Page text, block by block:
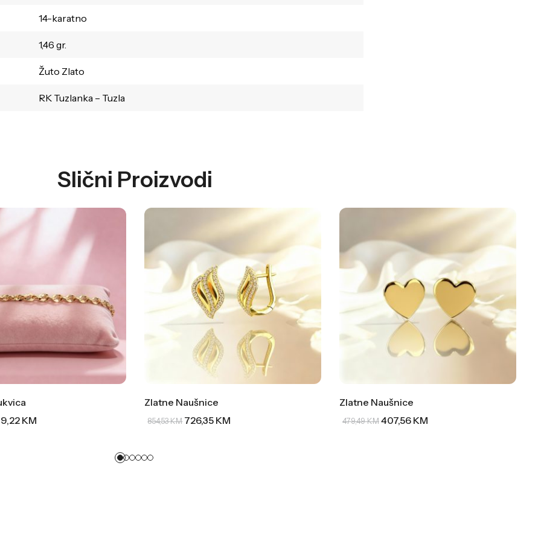
14-karatno
1,46 gr.
Žuto Zlato
RK Tuzlanka – Tuzla
Slični Proizvodi
KM
Zlatne Naušnice
854,53KM 726,35 KM
Zlatne Naušnice
479,49KM 407,56 KM